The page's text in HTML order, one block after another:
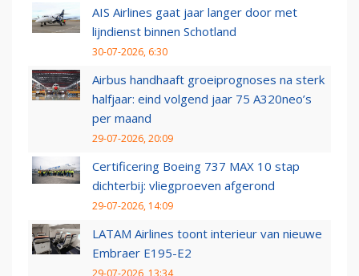
AIS Airlines gaat jaar langer door met
lijndienst binnen Schotland
30-07-2026, 6:30
Airbus handhaaft groeiprognoses na sterk
halfjaar: eind volgend jaar 75 A320neo’s
per maand
29-07-2026, 20:09
Certificering Boeing 737 MAX 10 stap
dichterbij: vliegproeven afgerond
29-07-2026, 14:09
LATAM Airlines toont interieur van nieuwe
Embraer E195-E2